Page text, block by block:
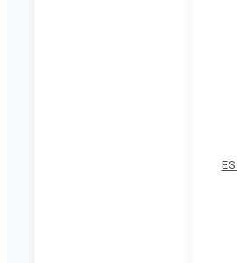
آبسردکن آوکس مدل ES